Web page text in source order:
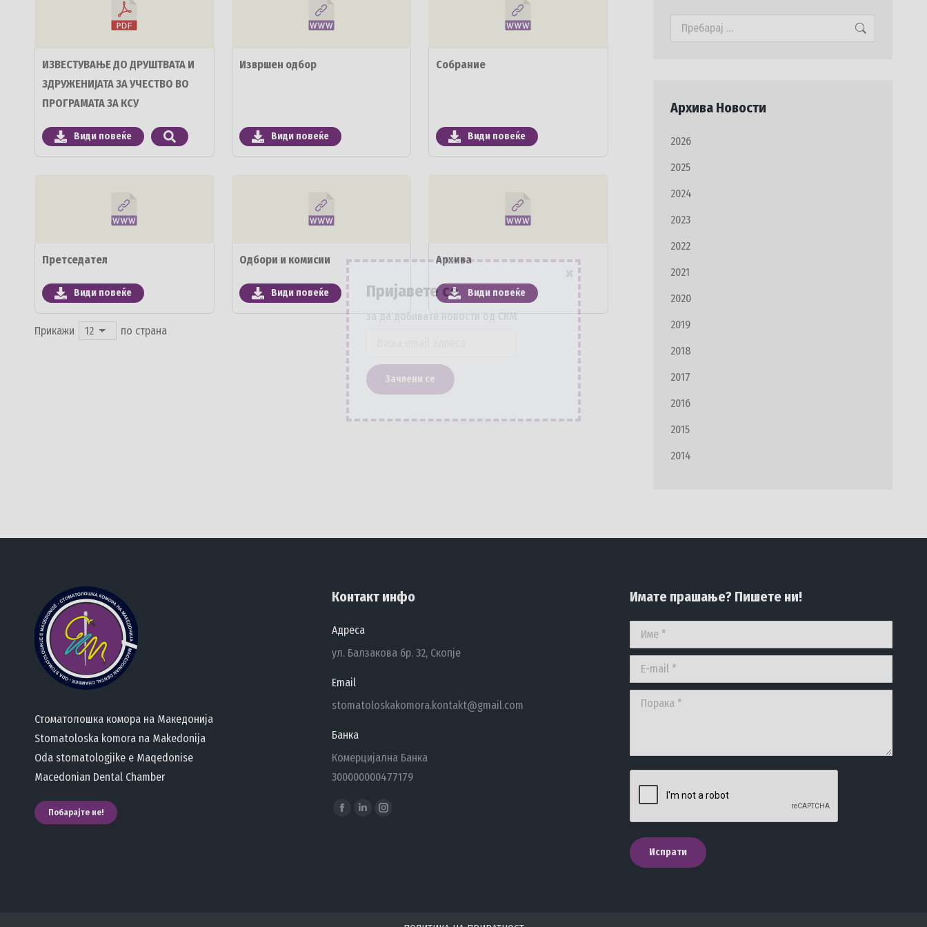
ИЗВЕСТУВАЊЕ ДО ДРУШТВАТА И
ЗДРУЖЕНИЈАТА ЗА УЧЕСТВО ВО
ПРОГРАМАТА ЗА КСУ
Види повеќе
Извршен одбор
Види повеќе
Собрание
Види повеќе
Претседател
Види повеќе
Одбори и комисии
Види повеќе
Архива
Види повеќе
Прикажи по страна
Search:
Архива Новости
2026
2025
2024
2023
2022
2021
2020
2019
2018
2017
2016
2015
2014
Стоматолошка комора на Македонија
Stomatoloska komora na Makedonija
Oda stomatologjike e Maqedonise
Macedonian Dental Chamber
Побарајте не!
Контакт инфо
Адреса
ул. Балзакова бр. 32, Скопје
Email
stomatoloskakomora.kontakt@gmail.com
Банка
Комерцијална Банка
300000000477179
Find us on:
Facebook
LinkedinInstagram
Имате прашање? Пишете ни!
Име *
E-mail *
Порака *
Испрати
Пријавете се
за да добивате новости од СКМ
×